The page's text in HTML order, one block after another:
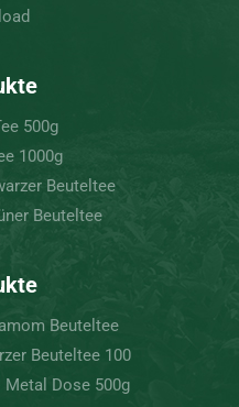
500g
1000g
Beuteltee
Beuteltee
Beuteltee
Beuteltee 100
Metal Dose 500g